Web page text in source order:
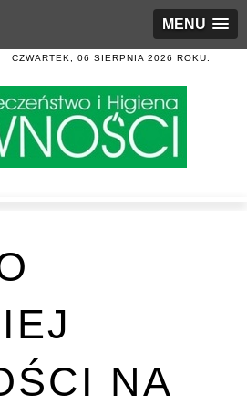
MENU
CZWARTEK, 06 SIERPNIA 2026 ROKU.
NA